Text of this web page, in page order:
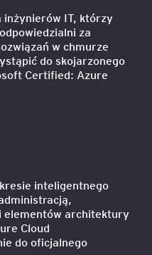
inżynierów IT, którzy
za
w chmurze
do skojarzonego
Certified: Azure
inteligentnego
elementów architektury
Cloud
do oficjalnego